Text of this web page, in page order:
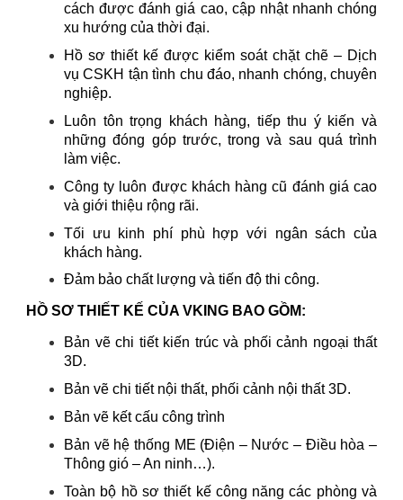
cách được đánh giá cao, cập nhật nhanh chóng
xu hướng của thời đại.
Hồ sơ thiết kế được kiểm soát chặt chẽ – Dịch
vụ CSKH tận tình chu đáo, nhanh chóng, chuyên
nghiệp.
Luôn tôn trọng khách hàng, tiếp thu ý kiến và
những đóng góp trước, trong và sau quá trình
làm việc.
Công ty luôn được khách hàng cũ đánh giá cao
và giới thiệu rộng rãi.
Tối ưu kinh phí phù hợp với ngân sách của
khách hàng.
Đảm bảo chất lượng và tiến độ thi công.
HỒ SƠ THIẾT KẾ CỦA VKING BAO GỒM:
Bản vẽ chi tiết kiến trúc và phối cảnh ngoại thất
3D.
Bản vẽ chi tiết nội thất, phối cảnh nội thất 3D.
Bản vẽ kết cấu công trình
Bản vẽ hệ thống ME (Điện – Nước – Điều hòa –
Thông gió – An ninh…).
Toàn bộ hồ sơ thiết kế công năng các phòng và